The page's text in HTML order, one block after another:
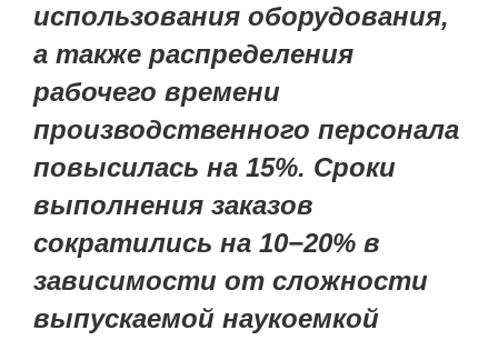
использования оборудования,
а также распределения
рабочего времени
производственного персонала
повысилась на 15%. Сроки
выполнения заказов
сократились на 10−20% в
зависимости от сложности
выпускаемой наукоемкой